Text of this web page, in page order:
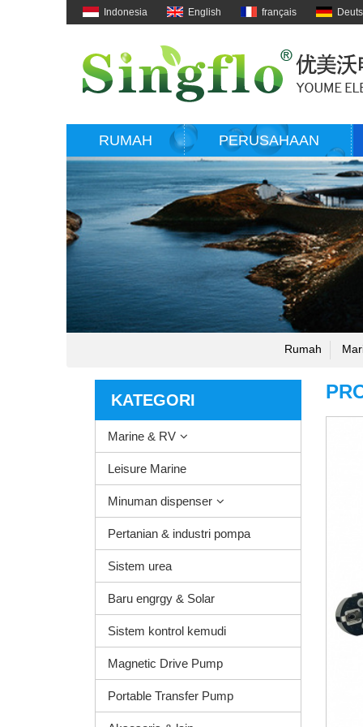
Indonesia English français
RUMAH PERUSAHAAN
Rumah
KATEGORI
Marine & RV
Leisure Marine
Minuman dispenser
Pertanian & industri pompa
Sistem urea
Baru engrgy & Solar
Sistem kontrol kemudi
Magnetic Drive Pump
Portable Transfer Pump